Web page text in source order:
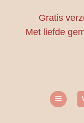
Gratis
Met liefde